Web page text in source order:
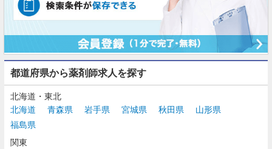
都道府県から薬剤師求人を探す
北海道・東北
北海道
青森県 岩手県 宮城県 秋田県
山形県
福島県
関東